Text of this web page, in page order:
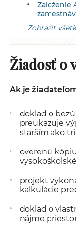
Založenie
Zobraziť
Žiadosť o
Ak je
doklad o
preukazuje
starším ako
overenú
projekt
kalkulácie
doklad o
nájme